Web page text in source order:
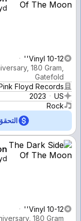
Vinyl 10-12''
180 Gram,
Gatefold
Floyd Records
US
2023
Rock
Vinyl 10-12''
180 Gram